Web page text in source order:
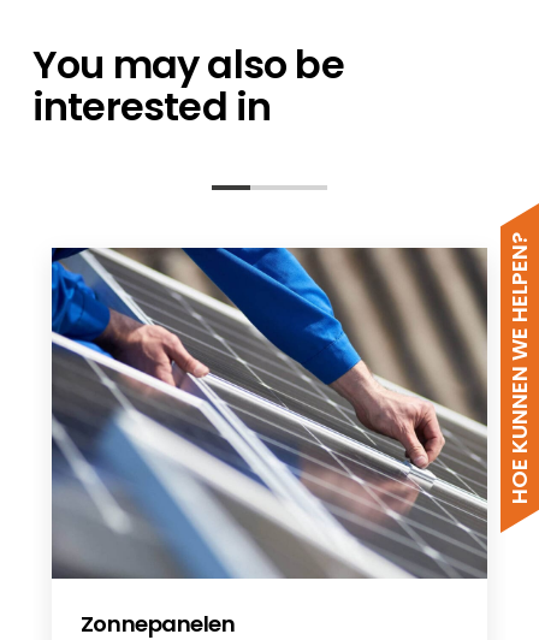
HOE KUNNEN WE HELPEN?
You may also be
interested in
Zonnepanelen